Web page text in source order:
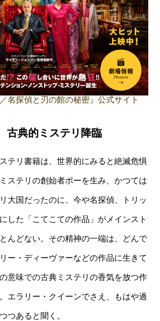
名探偵と刃の館の秘密』公式サイト
古典的ミステリ降臨
テリ書籍は、世界的にみると絶滅危惧
ステリの創始者ポーを生み、かつては
大国だったのに、今や名探偵、トリッ
した「こてこての作品」がメインスト
んどない。その精神の一端は、どんで
ー・ディーヴァーなどの作品に生きて
意味での古典ミステリの香気を放つ作
エラリー・クイーンでさえ、もはや過
つあると聞く。